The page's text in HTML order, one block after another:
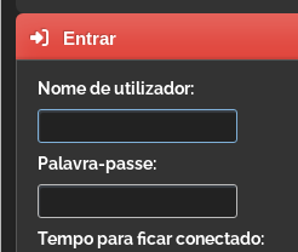
Entrar
Nome de utilizador:
Palavra-passe:
Tempo para ficar conectado: